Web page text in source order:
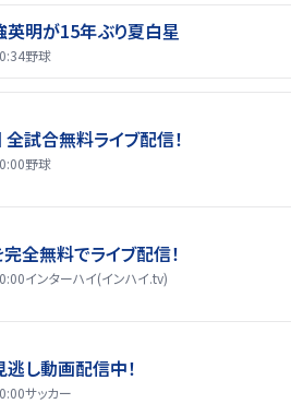
英明が15年ぶり夏白星
野球
試合無料ライブ配信！
野球
全無料でライブ配信！
インターハイ(インハイ.tv)
し動画配信中！
サッカー